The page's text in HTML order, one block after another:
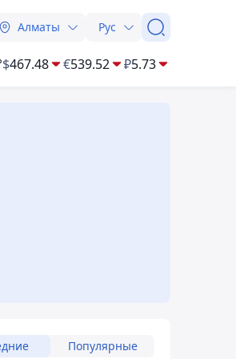
Алматы Рус
$467.48 €539.52 ₽5.73
Популярные